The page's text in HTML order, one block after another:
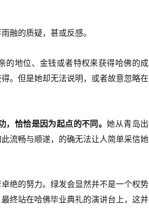
融的质疑，甚或反感。
的地位、金钱或者特权来获得哈佛的成
。但是她却无法说明，或者故意忽略在
，恰恰是因为起点的不同。她从青岛出
流畅与顺遂，的确无法让人简单采信她
绝的努力。绿发会显然并不是一个权势
终站在哈佛毕业典礼的演讲台上，这并